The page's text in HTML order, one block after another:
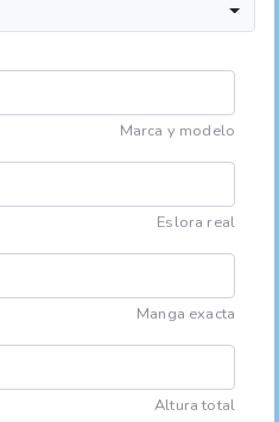
Marca y modelo
Eslora real
Manga exacta
Altura total